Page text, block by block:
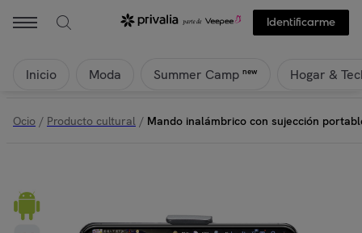
Identificarme
Inicio Moda Summer Camp new Hogar &
Ocio / Producto cultural / Mando inalámbrico con sujección